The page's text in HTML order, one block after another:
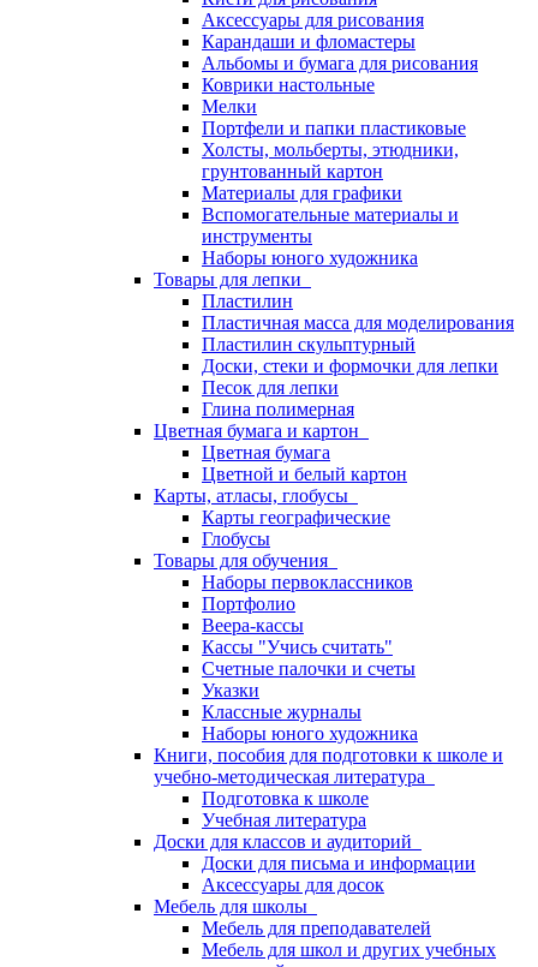
Аксессуары для рисования
Карандаши и фломастеры
Альбомы и бумага для рисования
Коврики настольные
Мелки
Портфели и папки пластиковые
Холсты, мольберты, этюдники,
грунтованный картон
Материалы для графики
Вспомогательные материалы и
инструменты
Наборы юного художника
Товары для лепки
Пластилин
Пластичная масса для моделирования
Пластилин скульптурный
Доски, стеки и формочки для лепки
Песок для лепки
Глина полимерная
Цветная бумага и картон
Цветная бумага
Цветной и белый картон
Карты, атласы, глобусы
Карты географические
Глобусы
Товары для обучения
Наборы первоклассников
Портфолио
Веера-кассы
Кассы "Учись считать"
Счетные палочки и счеты
Указки
Классные журналы
Наборы юного художника
Книги, пособия для подготовки к школе и
учебно-методическая литература
Подготовка к школе
Учебная литература
Доски для классов и аудиторий
Доски для письма и информации
Аксессуары для досок
Мебель для школы
Мебель для преподавателей
Мебель для школ и других учебных